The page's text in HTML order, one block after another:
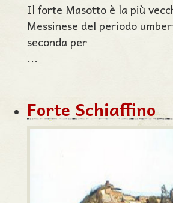
Il forte Masotto è la più
Messinese del periodo
seconda per
...
Forte Schiaffino